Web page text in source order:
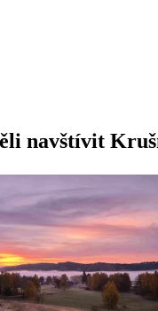
navštívit